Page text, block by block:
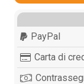
PayPal
Carta di